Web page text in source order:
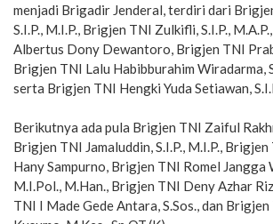
menjadi Brigadir Jenderal, terdiri dari
S.I.P., M.I.P., Brigjen TNI Zulkifli, S.I.P.,
Albertus Dony Dewantoro, Brigjen TNI
Brigjen TNI Lalu Habibburahim Wiradarma,
serta Brigjen TNI Hengki Yuda Setiawan,
Berikutnya ada pula Brigjen TNI Zaiful
Brigjen TNI Jamaluddin, S.I.P., M.I.P.,
Hany Sampurno, Brigjen TNI Romel Jangga
M.I.Pol., M.Han., Brigjen TNI Deny Azhar
TNI I Made Gede Antara, S.Sos., dan